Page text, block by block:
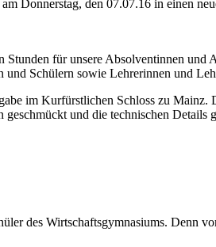
Donnerstag, den 07.07.16 in einen
für unsere Absolventinnen
Schülern sowie Lehrerinnen und
im Kurfürstlichen Schloss zu Mainz.
und die technischen
des Wirtschaftsgymnasiums.